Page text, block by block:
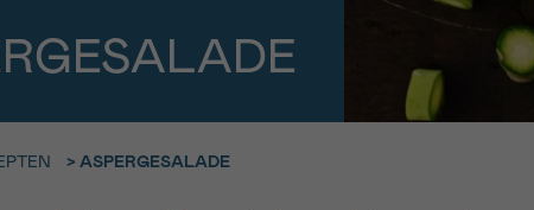
> ASPERGESALADE
Bel ons op 0800 15 802
Ik wil graag opgebeld
EMAIL
MIJN VRAAG